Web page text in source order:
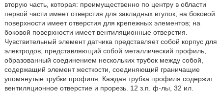
вторую часть, которая: преимущественно по центру в области
первой части имеет отверстия для закладных втулок; на боковой
поверхности имеет отверстия для крепежных элементов; на
боковой поверхности имеет вентиляционные отверстия.
Чувствительный элемент датчика представляет собой корпус для
электродов, представляющий собой металлический профиль,
образованный соединением нескольких трубок между собой,
содержащий элемент жесткости, соединяющий граничащие
упомянутые трубки профиля. Каждая трубка профиля содержит
вентиляционное отверстие и прорезь. 12 з.п. ф-лы, 32 ил.